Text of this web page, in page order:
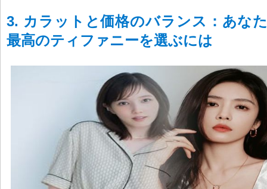
3. カラットと価格のバランス：あな
最高のティファニーを選ぶには